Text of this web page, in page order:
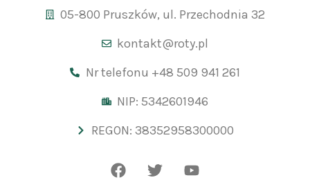
05-800 Pruszków, ul. Przechodnia 32
kontakt@roty.pl
Nr telefonu +48 509 941 261
NIP: 5342601946
REGON: 38352958300000